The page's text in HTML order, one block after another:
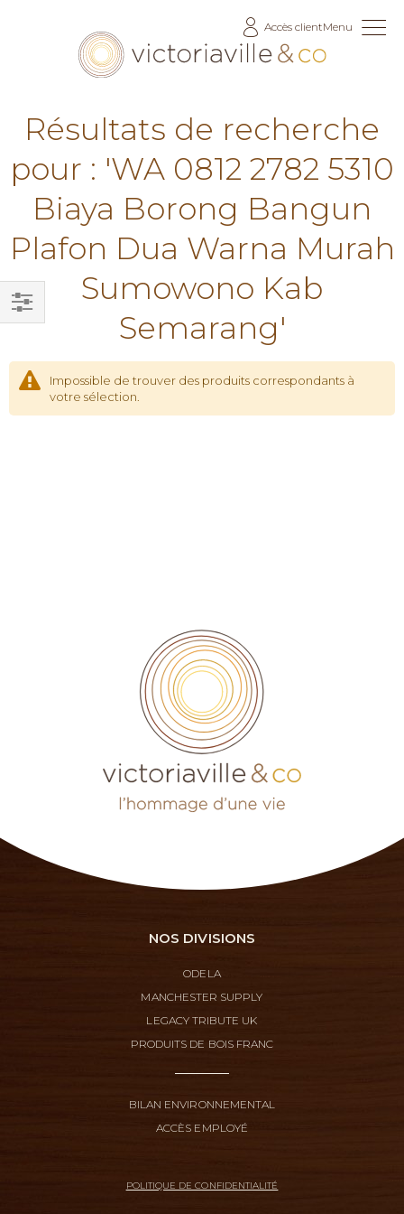
Accès clientMenu
Résultats de recherche
pour : 'WA 0812 2782 5310
Biaya Borong Bangun
Plafon Dua Warna Murah
Sumowono Kab
Semarang'
Impossible de trouver des produits correspondants à
votre sélection.
Filtrer
NOS DIVISIONS
ODELA
MANCHESTER SUPPLY
LEGACY TRIBUTE UK
PRODUITS DE BOIS FRANC
BILAN ENVIRONNEMENTAL
ACCÈS EMPLOYÉ
POLITIQUE DE CONFIDENTIALITÉ